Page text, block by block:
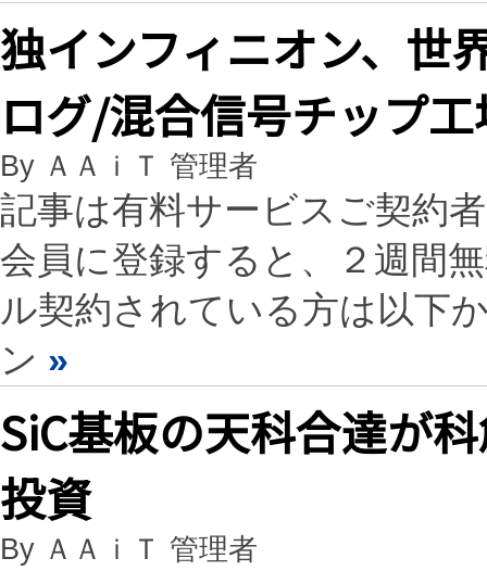
独インフィニオン、世
ログ/混合信号チップ
By ＡＡｉＴ 管理者
記事は有料サービスご契約
会員に登録すると、２週間
ル契約されている方は以下
ン »
SiC基板の天科合達が
投資
By ＡＡｉＴ 管理者